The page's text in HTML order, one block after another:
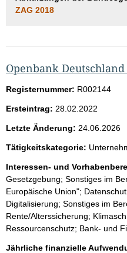
ZAG 2018
Openbank Deutschland
Registernummer: R002144
Ersteintrag: 28.02.2022
Letzte Änderung: 24.06.2026
Tätigkeitskategorie:
Interessen- und
Gesetzgebung; Sonstiges im
Europäische Union";
Digitalisierung; Sonstiges im
Rente/Alterssicherung;
Ressourcenschutz; Bank- und
Jährliche finanzielle